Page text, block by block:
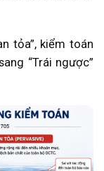
tỏa”, kiểm toán
“Trái ngược”